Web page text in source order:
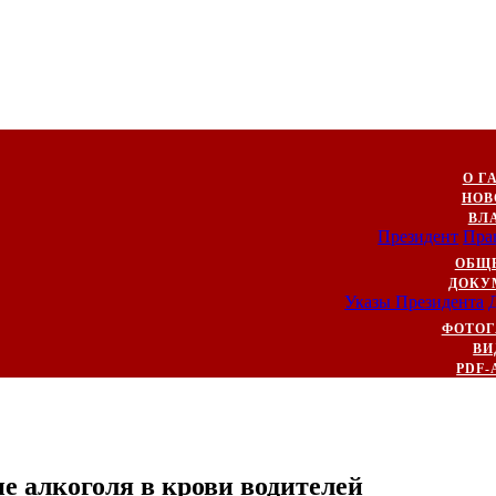
О
Президент
Указы Президента
алкоголя в крови водителей